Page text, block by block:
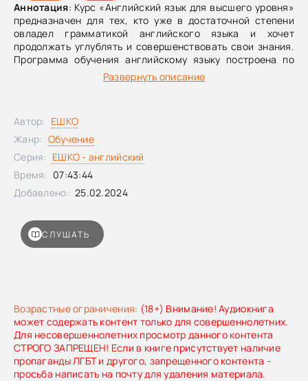
Аннотация: Курс «Английский язык для высшего уровня»
предназначен для тех, кто уже в достаточной степени
овладел грамматикой английского языка и хочет
продолжать углублять и совершенствовать свои знания.
Программа обучения английскому языку построена по
методу, разработанному в Европе и используемому на
протяжении 50 лет. Вашему вниманию представлены 32
долго бы Вы ни занимались изучением английского языка,
всегда найдутся сферы, в которых Вы можете
почувствовать себя неуверенно. А поэтому не
останавливайтесь никогда на достигнутом. Курсы
английского языка для высшего уровня помогут Вам в
этом.
Развернуть описание
Возрастные ограничения: (18+) Внимание! Аудиокнига
может содержать контент только для совершеннолетних.
Для несовершеннолетних просмотр данного контента
СТРОГО ЗАПРЕЩЕН! Если в книге присутствует наличие
пропаганды ЛГБТ и другого, запрещенного контента -
просьба написать на почту для удаления материала.
СЛУШАТЬ
Автор: ЕШКО
Жанр: Обучение
Серия: ЕШКО - английский
Время: 07:43:44
Добавлено: 25.02.2024